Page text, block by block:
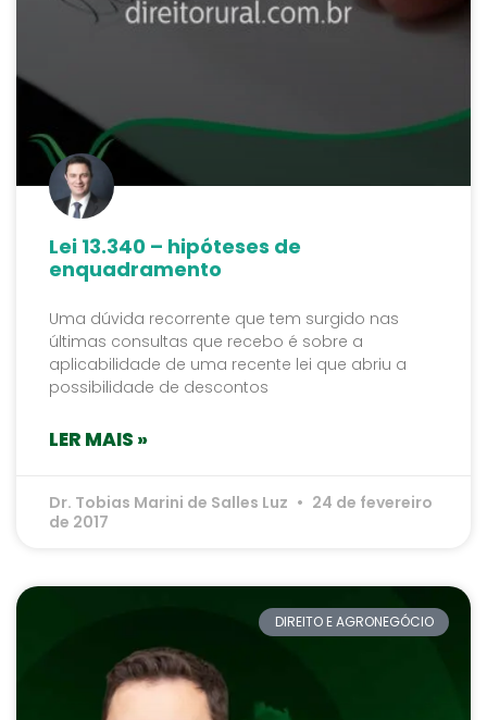
Lei 13.340 – hipóteses de
enquadramento
Uma dúvida recorrente que tem surgido nas
últimas consultas que recebo é sobre a
aplicabilidade de uma recente lei que abriu a
possibilidade de descontos
LER MAIS »
Dr. Tobias Marini de Salles Luz
24 de fevereiro
de 2017
DIREITO E AGRONEGÓCIO